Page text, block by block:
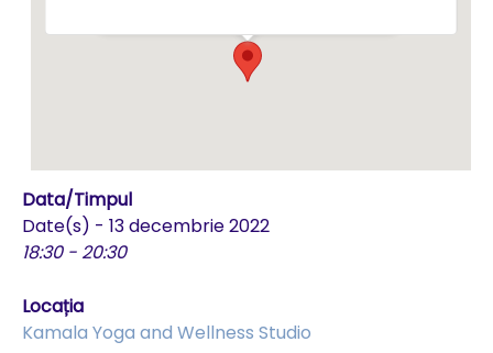
Data/Timpul
Date(s) - 13 decembrie 2022
18:30 - 20:30
Locația
Kamala Yoga and Wellness Studio